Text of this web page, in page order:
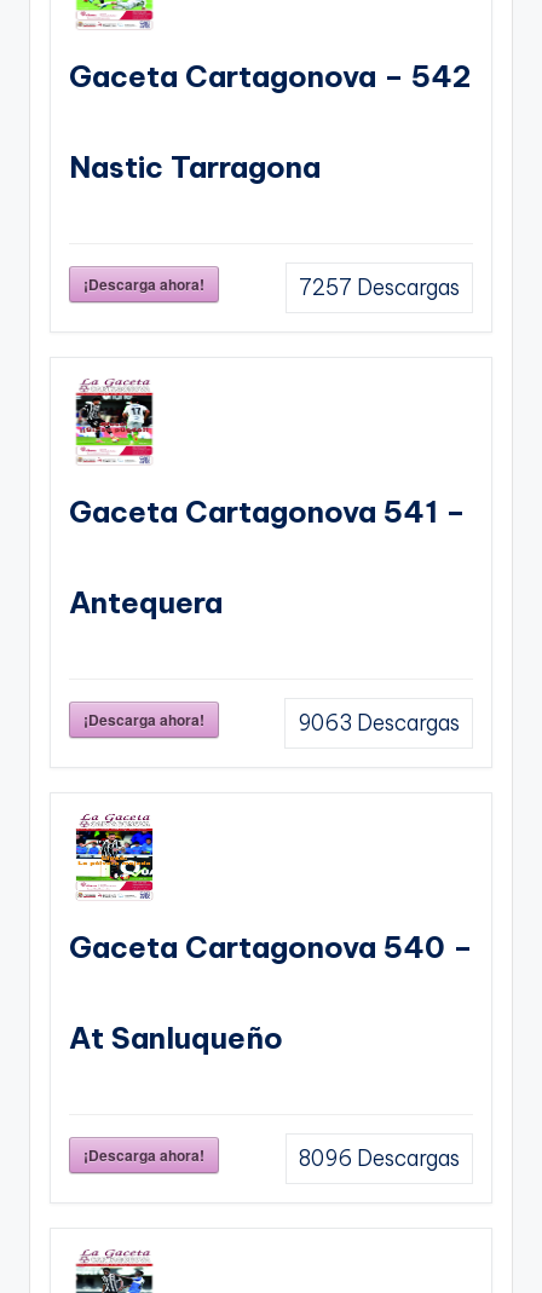
Gaceta Cartagonova – 542
Nastic Tarragona
¡Descarga ahora! 7257 Descargas
Gaceta Cartagonova 541 –
Antequera
¡Descarga ahora! 9063 Descargas
Gaceta Cartagonova 540 –
At Sanluqueño
¡Descarga ahora! 8096 Descargas